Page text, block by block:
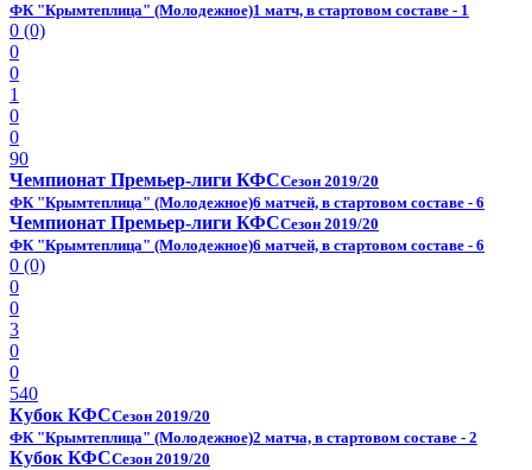
ФК "Крымтеплица" (Молодежное)1 матч, в стартовом составе - 1
0 (0)
0
0
1
0
0
90
Чемпионат Премьер-лиги КФССезон 2019/20
ФК "Крымтеплица" (Молодежное)6 матчей, в стартовом составе - 6
Чемпионат Премьер-лиги КФССезон 2019/20
ФК "Крымтеплица" (Молодежное)6 матчей, в стартовом составе - 6
0 (0)
0
0
3
0
0
540
Кубок КФССезон 2019/20
ФК "Крымтеплица" (Молодежное)2 матча, в стартовом составе - 2
Кубок КФССезон 2019/20